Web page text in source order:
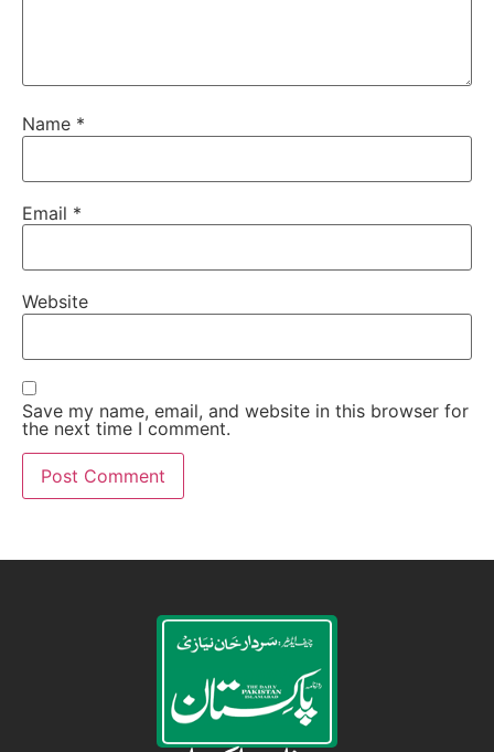
Name *
Email *
Website
Save my name, email, and website in this browser for
the next time I comment.